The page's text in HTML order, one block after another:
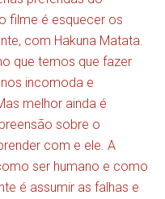
filme é esquecer os
com Hakuna Matata.
que temos que fazer
incomoda e
melhor ainda é
sobre o
com e ele. A
ser humano e como
é assumir as falhas e